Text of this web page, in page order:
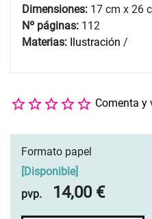
Dimensiones: 17 cm x 26
Nº páginas: 112
Materias: Ilustración /
Comenta y
Formato papel
[Disponible]
pvp.
14,00 €